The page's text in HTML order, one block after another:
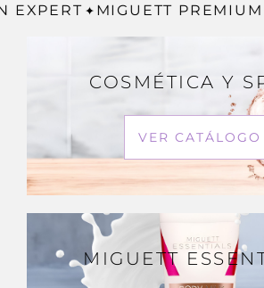
MIGUETT PREMIUM
COSMÉTICA Y
VER CATÁLOGO
MIGUETT